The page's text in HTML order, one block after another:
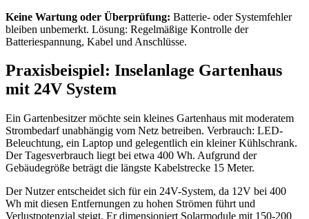
Keine Wartung oder Überprüfung: Batterie- oder Systemfehler
bleiben unbemerkt. Lösung: Regelmäßige Kontrolle der
Batteriespannung, Kabel und Anschlüsse.
Praxisbeispiel: Inselanlage Gartenhaus
mit 24V System
Ein Gartenbesitzer möchte sein kleines Gartenhaus mit moderatem
Strombedarf unabhängig vom Netz betreiben. Verbrauch: LED-
Beleuchtung, ein Laptop und gelegentlich ein kleiner Kühlschrank.
Der Tagesverbrauch liegt bei etwa 400 Wh. Aufgrund der
Gebäudegröße beträgt die längste Kabelstrecke 15 Meter.
Der Nutzer entscheidet sich für ein 24V-System, da 12V bei 400
Wh mit diesen Entfernungen zu hohen Strömen führt und
Verlustpotenzial steigt. Er dimensioniert Solarmodule mit 150-200